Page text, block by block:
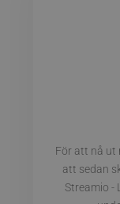
För att nå ut
att sedan
Streamio -